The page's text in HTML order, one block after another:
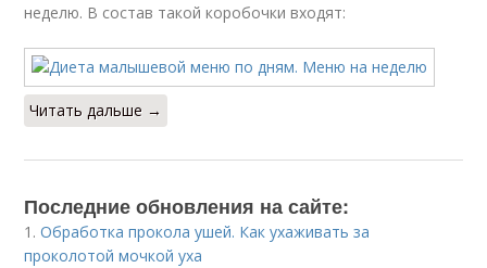
неделю. В состав такой коробочки входят:
Читать дальше →
Последние обновления на сайте:
1.Обработка прокола ушей. Как ухаживать за
проколотой мочкой уха